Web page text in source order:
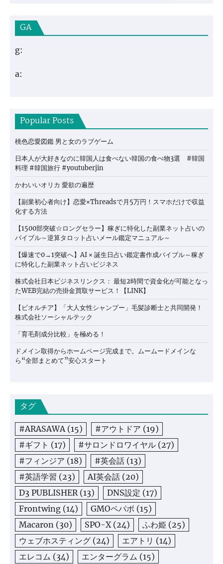
GA
g:
a:
Popular Posts
桃色恋愛図鑑 男と女のラブゲーム
日本人が大好きなのに韓国人は食べない韓国の食べ物3選 #韓国
料理 #韓国旅行 #youtuberjin
かわいいオリカ 愛欲の遍歴
【副業初心者向け】恋愛×Threadsで月5万円！スマホだけで収益
化する方法
【1500部突破☆ロングセラー】稼ぎに特化した副業ネット占いの
バイブル～逆算タロット占いメール鑑定マニュアル～
【爆速で0→1突破へ】AI × 誕生日占い鑑定書作成バイブル～稼ぎ
に特化した副業ネット占いビジネス
株式会社日本ビジネスリンクス： 最短2時間で資金化が可能となっ
たWEB完結の売掛金買取サービス！【LINK】
【ビオルチア】「大人女性シャンプー」毛髪診断士と共同開発！
株式会社ソーシャルテック
「育毛剤成分比較」を極める！
ドメイン取得からホームページ完成まで。ムームードメインな
ら“全部まとめて”安心スタート
タグ
#ARASAWA(15) #アウトドア (19)
#ギフト (17) #サロンドロワイヤル (27)
#フィンジア (18) #英会話 (13)
#英語学習 (23) AI英会話 (20)
D3 PUBLISHER(13) DNS設定 (17)
Frontwing (14) GMOペパボ (15)
Macaron (30) SPO-X(24) ふわ姫 (25)
ウェブホスティング (24) エアトリ (14)
エレコム (34) エンターグラム (15)